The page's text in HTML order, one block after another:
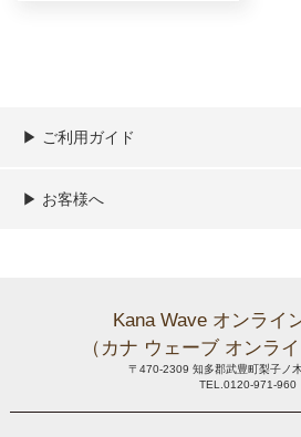
▶︎ ご利用ガイド
ご利用ガイド
決済／配送／送料について
取り扱い商品一覧
顧客情報の取扱について
特定商取引法の表記
▶︎ お客様へ
Kana Wave オンライ
（カナ ウェーブ オンラ
〒470-2309 知多郡武豊町梨子ノ
TEL.0120-971-960